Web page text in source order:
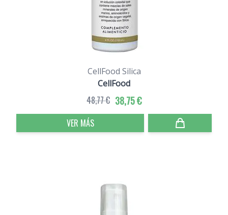
CellFood Silica
CellFood
38,75 €
48,77 €
VER MÁS